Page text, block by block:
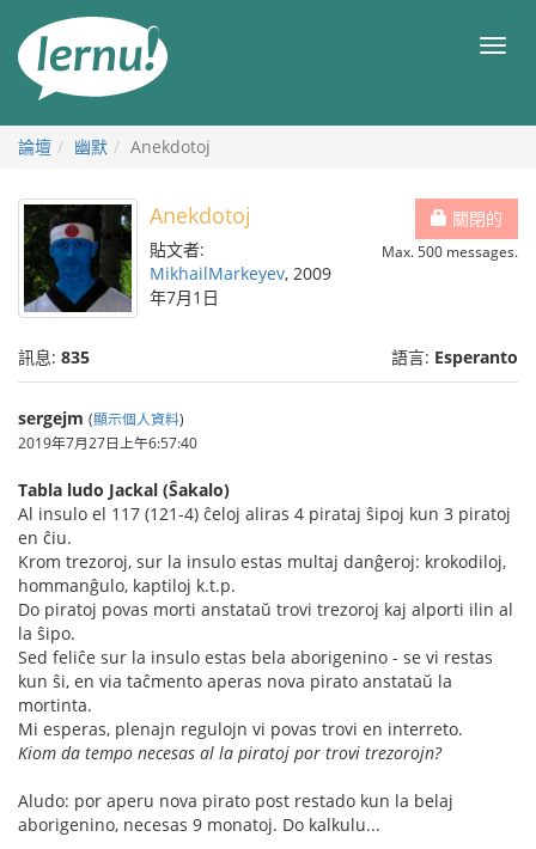
目
論壇 幽默 Anekdotoj
關閉的
Max. 500 messages.
Anekdotoj
貼文者:
MikhailMarkeyev, 2009
年7月1日
訊息: 835 語言: Esperanto
sergejm (顯示個人資料)
2019年7月27日上午6:57:40
Tabla ludo Jackal (Ŝakalo)
Al insulo el 117 (121-4) ĉeloj aliras 4 pirataj ŝipoj kun 3 piratoj
en ĉiu.
Krom trezoroj, sur la insulo estas multaj danĝeroj: krokodiloj,
hommanĝulo, kaptiloj k.t.p.
Do piratoj povas morti anstataŭ trovi trezoroj kaj alporti ilin al
la ŝipo.
Sed feliĉe sur la insulo estas bela aborigenino - se vi restas
kun ŝi, en via taĉmento aperas nova pirato anstataŭ la
mortinta.
Mi esperas, plenajn regulojn vi povas trovi en interreto.
Kiom da tempo necesas al la piratoj por trovi trezorojn?
Aludo: por aperu nova pirato post restado kun la belaj
aborigenino, necesas 9 monatoj. Do kalkulu...